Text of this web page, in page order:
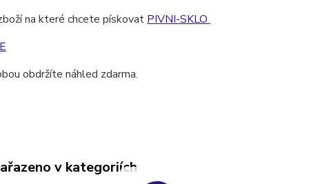
na které chcete pískovat PIVNI-SKLO
obdržíte náhled zdarma.
v kategoriích